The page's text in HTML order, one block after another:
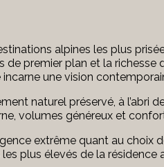
alpines les plus
de premier plan et la
incarne une vision
naturel préservé, à l’abri
volumes généreux et
extrême quant au choix
plus élevés de la résidence